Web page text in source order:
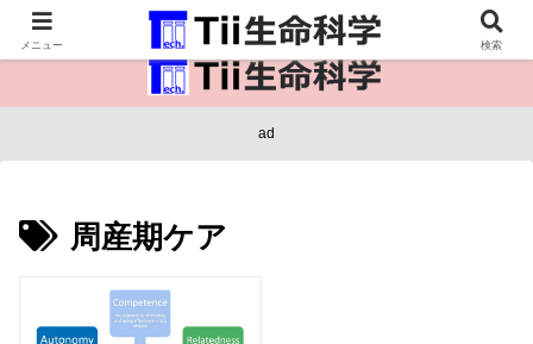
医療保健・生命・生物の情報インフラ。
ad
周産期ケア
メニュー 検索